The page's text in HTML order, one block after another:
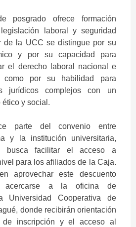
posgrado ofrece formación
laboral y seguridad
de la UCC se distingue por su
y por su capacidad para
el derecho laboral nacional e
como por su habilidad para
jurídicos complejos con un
y social.
parte del convenio entre
y la institución universitaria,
busca facilitar el acceso a
para los afiliados de la Caja.
aprovechar este descuento
acercarse a la oficina de
Universidad Cooperativa de
donde recibirán orientación
inscripción y el acceso al